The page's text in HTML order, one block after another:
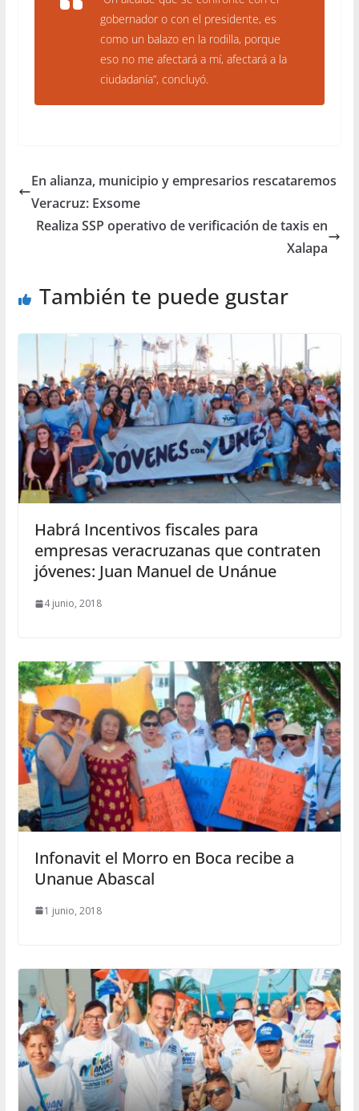
gobernador o con el presidente, es
como un balazo en la rodilla, porque
eso no me afectará a mí, afectará a la
ciudadanía”, concluyó.
En alianza, municipio y empresarios rescataremos
Veracruz: Exsome
Realiza SSP operativo de verificación de taxis en
Xalapa
También te puede gustar
Habrá Incentivos fiscales para
empresas veracruzanas que contraten
jóvenes: Juan Manuel de Unánue
4 junio, 2018
Infonavit el Morro en Boca recibe a
Unanue Abascal
1 junio, 2018